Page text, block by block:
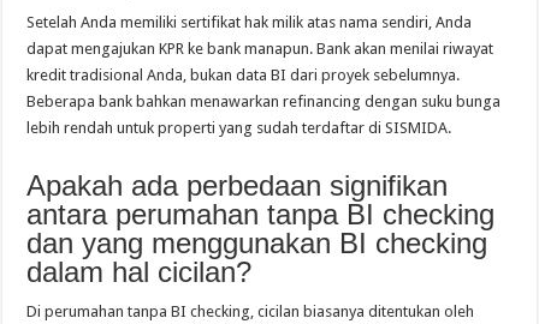
Setelah Anda memiliki sertifikat hak milik atas nama sendiri, Anda
dapat mengajukan KPR ke bank manapun. Bank akan menilai riwayat
kredit tradisional Anda, bukan data BI dari proyek sebelumnya.
Beberapa bank bahkan menawarkan refinancing dengan suku bunga
lebih rendah untuk properti yang sudah terdaftar di SISMIDA.
Apakah ada perbedaan signifikan
antara perumahan tanpa BI checking
dan yang menggunakan BI checking
dalam hal cicilan?
Di perumahan tanpa BI checking, cicilan biasanya ditentukan oleh